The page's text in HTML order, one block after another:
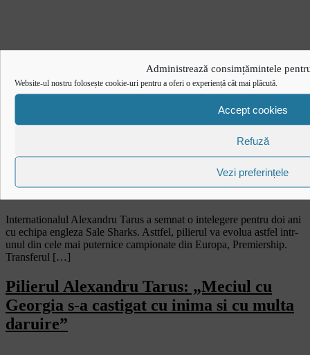
Administrează consimțămintele
Website-ul nostru folosește cookie-uri pentru a oferi o experiență cât mai plăcută.
Accept cookies
Refuză
Vezi preferințele
Internationalul Alexandru Tarus a semnat o intelegere pentru doi ani
cu echipa engleza Sale Sharks. Asttfel, pilierul va evolua astfel intr-
unul din cele mai puternice campionate din Europa, Premiership.
Transferul […]
Pilierul Alexandru Tarus: „Meciul cu
Georgia s-a castigat cu inima si cu multa
daruire”